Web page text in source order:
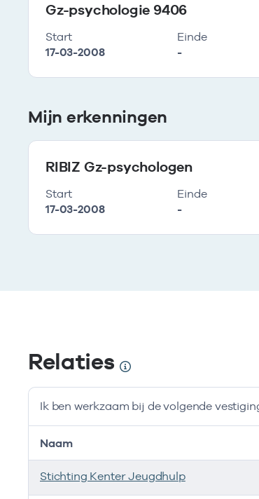
Gz-psychologie 9406
Start
17-03-2008
Einde
-
Mijn erkenningen
RIBIZ Gz-psychologen
Start
17-03-2008
Einde
-
Relaties
Ik ben werkzaam bij de volgende
Naam
Stichting Kenter Jeugdhulp